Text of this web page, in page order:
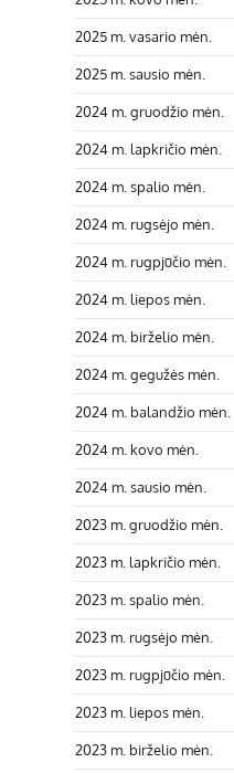
2025 m. vasario mėn.
2025 m. sausio mėn.
2024 m. gruodžio mėn.
2024 m. lapkričio mėn.
2024 m. spalio mėn.
2024 m. rugsėjo mėn.
2024 m. rugpjūčio mėn.
2024 m. liepos mėn.
2024 m. birželio mėn.
2024 m. gegužės mėn.
2024 m. balandžio mėn.
2024 m. kovo mėn.
2024 m. sausio mėn.
2023 m. gruodžio mėn.
2023 m. lapkričio mėn.
2023 m. spalio mėn.
2023 m. rugsėjo mėn.
2023 m. rugpjūčio mėn.
2023 m. liepos mėn.
2023 m. birželio mėn.